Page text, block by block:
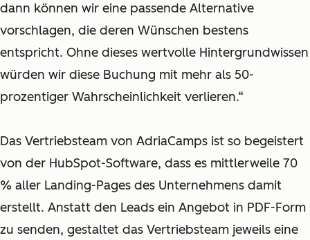
dann können wir eine passende Alternative
vorschlagen, die deren Wünschen bestens
entspricht. Ohne dieses wertvolle Hintergrundwissen
würden wir diese Buchung mit mehr als 50-
prozentiger Wahrscheinlichkeit verlieren.“
Das Vertriebsteam von AdriaCamps ist so begeistert
von der HubSpot-Software, dass es mittlerweile 70
% aller Landing-Pages des Unternehmens damit
erstellt. Anstatt den Leads ein Angebot in PDF-Form
zu senden, gestaltet das Vertriebsteam jeweils eine